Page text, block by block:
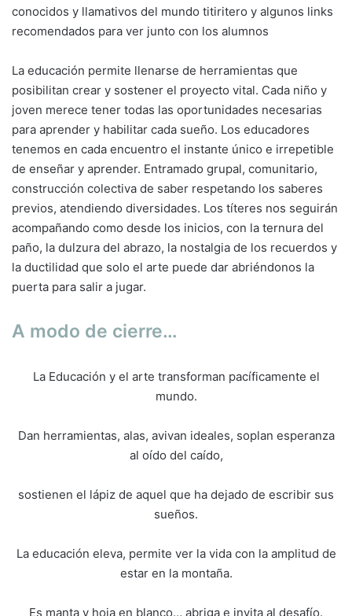
conocidos y llamativos del mundo titiritero y algunos links
recomendados para ver junto con los alumnos
La educación permite llenarse de herramientas que
posibilitan crear y sostener el proyecto vital. Cada niño y
joven merece tener todas las oportunidades necesarias
para aprender y habilitar cada sueño. Los educadores
tenemos en cada encuentro el instante único e irrepetible
de enseñar y aprender. Entramado grupal, comunitario,
construcción colectiva de saber respetando los saberes
previos, atendiendo diversidades. Los títeres nos seguirán
acompañando como desde los inicios, con la ternura del
paño, la dulzura del abrazo, la nostalgia de los recuerdos y
la ductilidad que solo el arte puede dar abriéndonos la
puerta para salir a jugar.
A modo de cierre…
La Educación y el arte transforman pacíficamente el
mundo.
Dan herramientas, alas, avivan ideales, soplan esperanza
al oído del caído,
sostienen el lápiz de aquel que ha dejado de escribir sus
sueños.
La educación eleva, permite ver la vida con la amplitud de
estar en la montaña.
Es manta y hoja en blanco… abriga e invita al desafío.